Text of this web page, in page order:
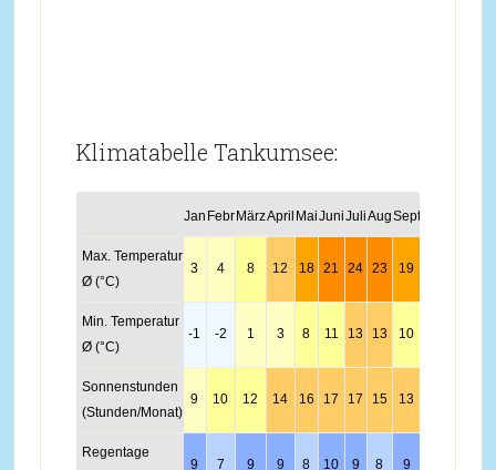
Klimatabelle Tankumsee:
Jan Febr MärzApril MaiJuniJuliAugSept
Max. Temperatur
Ø (°C)
3 4 8 12 18 21 24 23 19
Min. Temperatur
Ø (°C)
-1 -2 1 3 8 11 13 13 10
Sonnenstunden
(Stunden/Monat)
9 10 12 14 16 17 17 15 13
Regentage
9 7 9 9 8 10 9 8 9